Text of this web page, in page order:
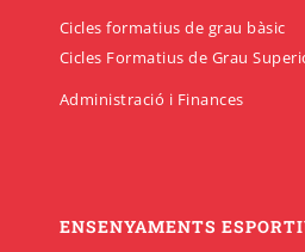
Cicles formatius de grau bàsic
Cicles Formatius de Grau
Administració i Finances
ENSENYAMENTS